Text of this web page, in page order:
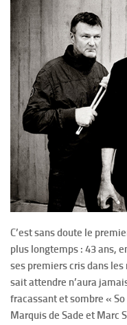
C’est sans doute le
plus longtemps : 43 ans,
ses premiers cris dans les
sait attendre n’aura
fracassant et sombre «
Marquis de Sade et Marc